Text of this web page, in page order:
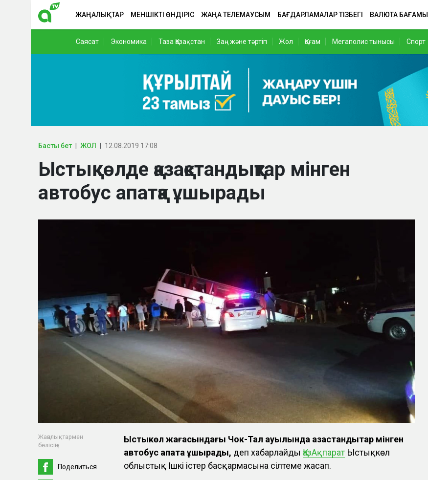
ЖАҢАЛЫҚТАР МЕНШІКТІ ӨНДІРІС ЖАҢА ТЕЛЕМАУСЫМ БАҒДАРЛАМАЛАР ТІЗБЕГІ ВАЛЮТА БАҒАМЫ
Саясат Экономика Таза Қазақстан Заң және тәртіп Жол Қоғам Мегаполис тынысы Спорт
Басты бет ЖОЛ 12.08.2019 17:08
Ыстықкөлде қазақстандықтар мінген
автобус апатқа ұшырады
Жаңалықтармен
бөлісіңіз
Поделиться
Ыстықкөл жағасындағы Чок-Тал ауылында қазақстандықтар мінген
автобус апатқа ұшырады, деп хабарлайды ҚазАқпарат Ыстықкөл
облыстық Ішкі істер басқармасына сілтеме жасап.